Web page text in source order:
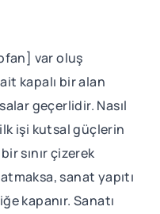
var oluş
kapalı bir alan
geçerlidir. Nasıl
işi kutsal güçlerin
sınır çizerek
sanat yapıtı
kapanır. Sanatı